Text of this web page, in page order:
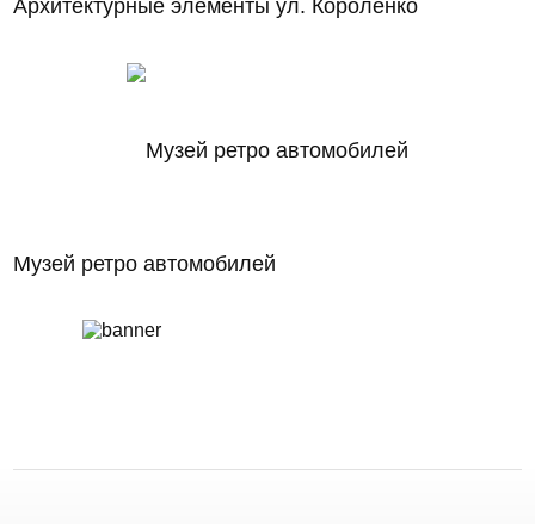
Архитектурные элементы ул. Короленко
Музей ретро автомобилей